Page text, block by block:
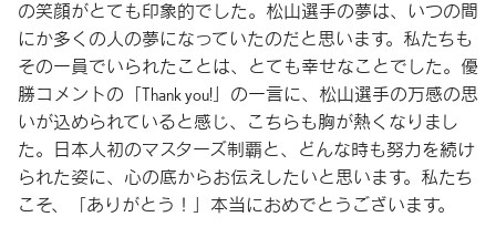
の笑顔がとても印象的でした。松山選手の夢は、いつの間
にか多くの人の夢になっていたのだと思います。私たちも
その一員でいられたことは、とても幸せなことでした。優
勝コメントの「Thank you!」の一言に、松山選手の万感の思
いが込められていると感じ、こちらも胸が熱くなりまし
た。日本人初のマスターズ制覇と、どんな時も努力を続け
られた姿に、心の底からお伝えしたいと思います。私たち
こそ、「ありがとう！」本当におめでとうございます。